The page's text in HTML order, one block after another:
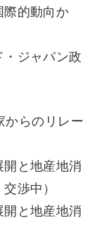
的動向か
ジャパン政
らのリレー
と地産地消
渉中）
と地産地消